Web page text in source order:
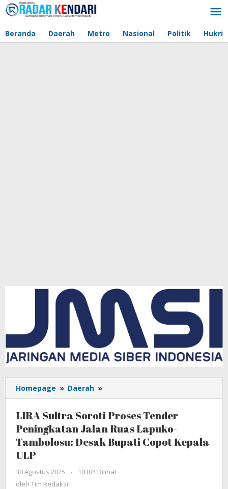
Lewati
ke
Beranda Daerah Metro Nasional Politik
Homepage » Daerah »
Sultra
Proses
Tender
Peningkatan
Lapuko-
LIRA Sultra Soroti Proses Tender
Peningkatan Jalan Ruas Lapuko-
Tambolosu: Desak Bupati Copot Kepala
ULP
30 Agustus 2025
oleh
-
10304 Dilihat
oleh Tim Redaksi